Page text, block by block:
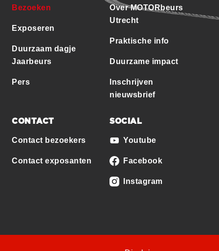
Bezoeken
Exposeren
Duurzaam dagje
Jaarbeurs
Pers
Over MOTORbeurs
Utrecht
Praktische info
Duurzame impact
Inschrijven
nieuwsbrief
CONTACT
Contact bezoekers
Contact exposanten
SOCIAL
Youtube
Facebook
Instagram